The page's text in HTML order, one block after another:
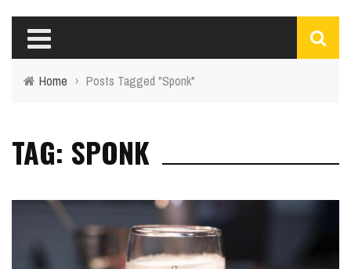
Home › Posts Tagged "Sponk"
TAG: SPONK